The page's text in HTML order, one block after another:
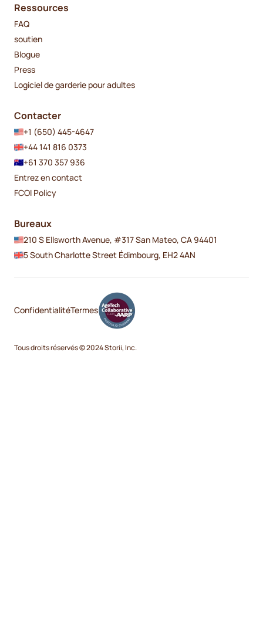
Ressources
FAQ
soutien
Blogue
Press
Logiciel de garderie pour adultes
Contacter
+1 (650) 445-4647
+44 141 816 0373
+61 370 357 936
Entrez en contact
FCOI Policy
Bureaux
210 S Ellsworth Avenue, #317 San Mateo, CA 94401
5 South Charlotte Street Édimbourg, EH2 4AN
Tous droits réservés © 2024 Storii, Inc.
ConfidentialitéTermes